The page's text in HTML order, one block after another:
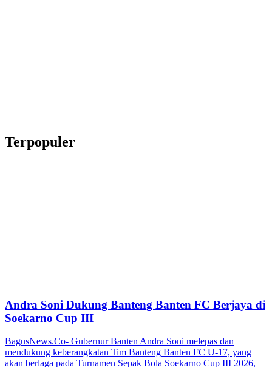
Terpopuler
Andra Soni Dukung Banteng Banten FC Berjaya di
Soekarno Cup III
BagusNews.Co- Gubernur Banten Andra Soni melepas dan
mendukung keberangkatan Tim Banteng Banten FC U-17, yang
akan berlaga pada Turnamen Sepak Bola Soekarno Cup III 2026,